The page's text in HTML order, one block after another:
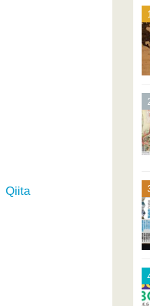
Qiita